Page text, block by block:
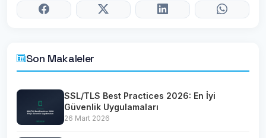
Son Makaleler
SSL/TLS Best Practices 2026: En İyi
Güvenlik Uygulamaları
26 Mart 2026